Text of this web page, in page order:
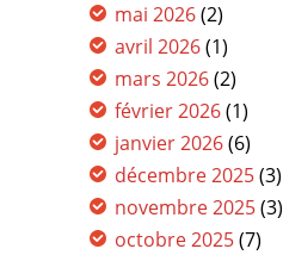
mai 2026(2)
avril 2026(1)
mars 2026(2)
février 2026(1)
janvier 2026(6)
décembre 2025(3)
novembre 2025(3)
octobre 2025(7)